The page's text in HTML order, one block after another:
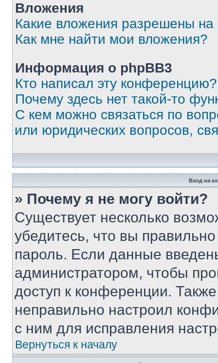
Вложения
Какие вложения разрешены
Как мне найти мои вложения?
Информация о phpBB3
Кто написал эту конференцию?
Почему здесь нет такой-то
С кем можно связаться по
или юридических вопросов,
Вход на
» Почему я не могу войти?
Существует несколько
убедитесь, что вы
пароль. Если данные
администратором, чтобы
доступ к конференции.
неправильно настроил
с ним для исправления
Вернуться к началу